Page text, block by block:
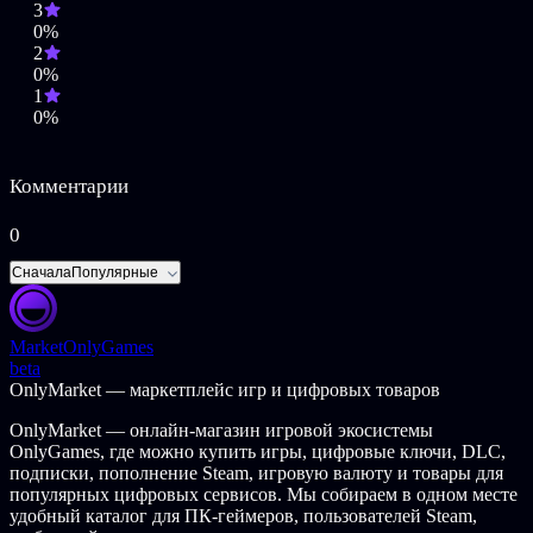
3
0%
2
0%
1
0%
Комментарии
0
СначалаПопулярные
MarketOnlyGames
beta
OnlyMarket — маркетплейс игр и цифровых товаров
OnlyMarket — онлайн-магазин игровой экосистемы
OnlyGames, где можно купить игры, цифровые ключи, DLC,
подписки, пополнение Steam, игровую валюту и товары для
популярных цифровых сервисов. Мы собираем в одном месте
удобный каталог для ПК-геймеров, пользователей Steam,